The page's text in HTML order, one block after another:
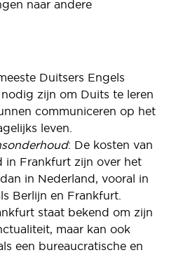
naar andere
Duitsers Engels
zijn om Duits te leren
communiceren op het
leven.
: De kosten van
in Frankfurt zijn over het
in Nederland, vooral in
Berlijn en Frankfurt.
staat bekend om zijn
maar kan ook
een bureaucratische en